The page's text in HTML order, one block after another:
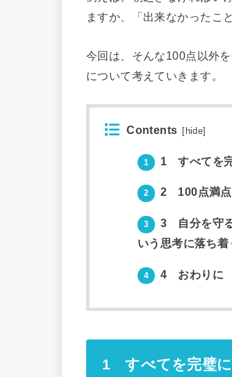
ますか、「出来なかったこ
今回は、そんな100点以外
について考えていきます。
Contents hide
1 1 すべてを
2 2 100点満点
3
3 自分を守る
いう思考に落ち着
4 4 おわりに
1 すべてを完璧